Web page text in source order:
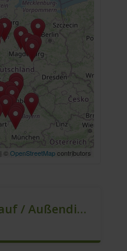
| ©OpenStreetMapcontributors
Mitarbeiter Verkauf / Außendienst (m/w/d)